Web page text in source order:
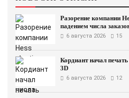
Разорение компании
падением числа
6 августа 2026 15
Кордиант начал
3D
6 августа 2026 12